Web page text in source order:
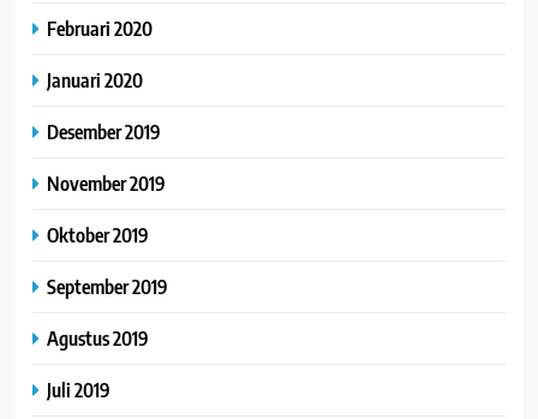
Februari 2020
Januari 2020
Desember 2019
November 2019
Oktober 2019
September 2019
Agustus 2019
Juli 2019